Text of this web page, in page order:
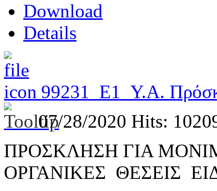
Download
Details
99231_Ε1_Υ.Α.
07/28/2020 Hits:
ΠΡΟΣΚΛΗΣΗ ΓΙΑ
ΟΡΓΑΝΙΚΕΣ ΘΕΣΕΙΣ